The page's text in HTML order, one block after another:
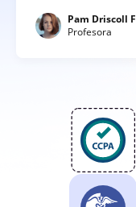
Pam Driscoll F
Profesora